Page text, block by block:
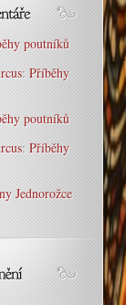
poutníků
: Příběhy
poutníků
: Příběhy
Jednorožce